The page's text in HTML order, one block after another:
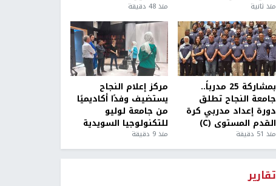
منذ ثانية منذ 48 دقيقة
بمشاركة 25 مدرباً..
جامعة النجاح تطلق
دورة إعداد مدربي كرة
القدم المستوى (C)
منذ 51 دقيقة
مركز إعلام النجاح
يستضيف وفدًا أكاديميًا
من جامعة لوليو
للتكنولوجيا السويدية
منذ 9 دقيقة
تقارير